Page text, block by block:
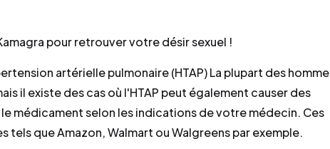
pour retrouver votre désir sexuel !
artérielle pulmonaire (HTAP) La plupart des
il existe des cas où l'HTAP peut également causer des
médicament selon les indications de votre médecin. Ces
que Amazon, Walmart ou Walgreens par exemple.